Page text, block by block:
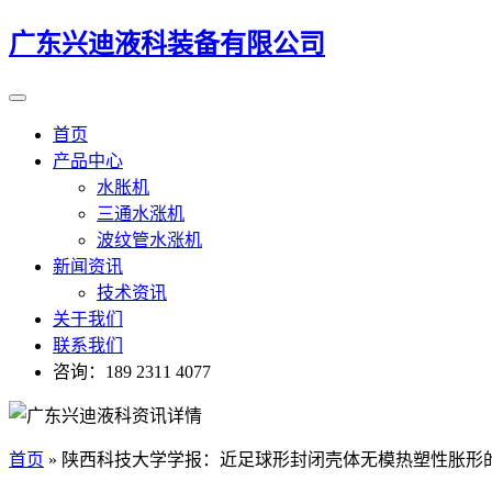
广东兴迪液科装备有限公司
首页
产品中心
水胀机
三通水涨机
波纹管水涨机
新闻资讯
技术资讯
关于我们
联系我们
咨询：189 2311 4077
首页 » 陕西科技大学学报：近足球形封闭壳体无模热塑性胀形